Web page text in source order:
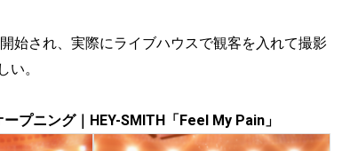
始され、実際にライブハウスで観客を入れて撮影
。
プニング｜HEY-SMITH「Feel My Pain」